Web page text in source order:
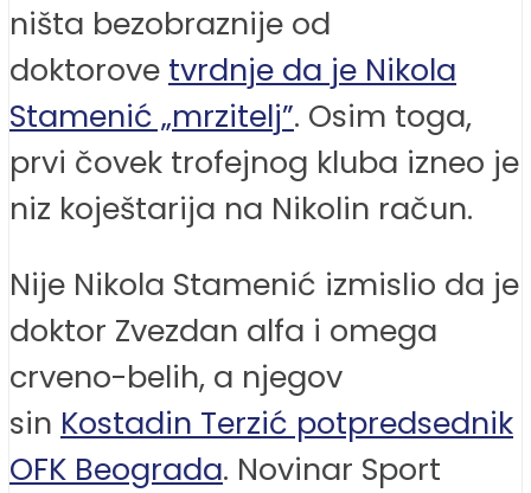
ništa bezobraznije od
doktorove tvrdnje da je Nikola
Stamenić „mrzitelj”. Osim toga,
prvi čovek trofejnog kluba izneo je
niz koještarija na Nikolin račun.
Nije Nikola Stamenić izmislio da je
doktor Zvezdan alfa i omega
crveno-belih, a njegov
sin Kostadin Terzić potpredsednik
OFK Beograda. Novinar Sport